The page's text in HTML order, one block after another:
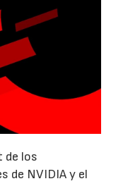
de los
de NVIDIA y el